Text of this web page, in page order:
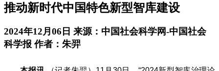
推动新时代中国特色新型智库建设
2024年12月06日 来源：中国社会科学网-中国社会
科学报 作者：朱羿